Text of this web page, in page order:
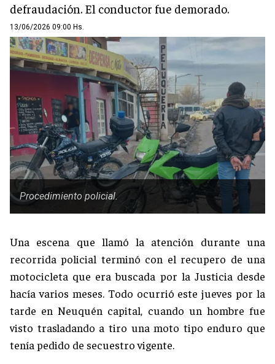
defraudación. El conductor fue demorado.
13/06/2026 09:00 Hs.
Procedimiento policial.
Una escena que llamó la atención durante una
recorrida policial terminó con el recupero de una
motocicleta que era buscada por la Justicia desde
hacía varios meses. Todo ocurrió este jueves por la
tarde en Neuquén capital, cuando un hombre fue
visto trasladando a tiro una moto tipo enduro que
tenía pedido de secuestro vigente.